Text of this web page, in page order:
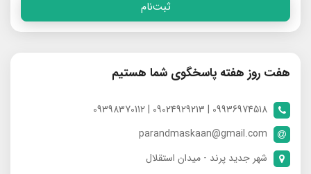
ثبت‌نام
هفت روز هفته پاسخگوی شما هستیم
09936974518 | 09024929213 | 09398370112
parandmaskaan@gmail.com
شهر جدید پرند - میدان استقلال